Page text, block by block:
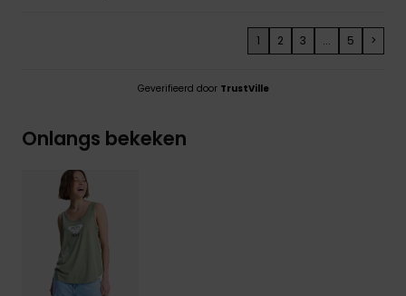
1 2 3 ... 5 >
Geverifieerd door TrustVille
Onlangs bekeken